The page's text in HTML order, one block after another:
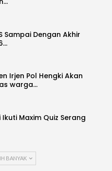
Sampai Dengan Akhir
Irjen Pol Hengki Akan
warga…
Maxim Quiz Serang
BANYAK